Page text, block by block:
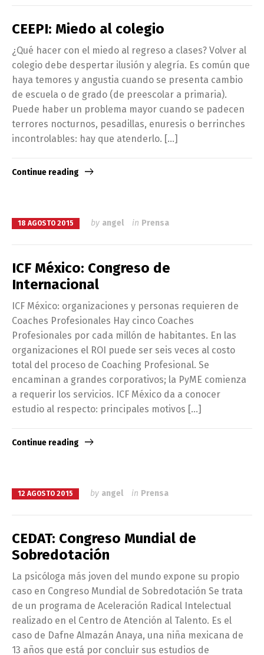
CEEPI: Miedo al colegio
¿Qué hacer con el miedo al regreso a clases? Volver al
colegio debe despertar ilusión y alegría. Es común que
haya temores y angustia cuando se presenta cambio
de escuela o de grado (de preescolar a primaria).
Puede haber un problema mayor cuando se padecen
terrores nocturnos, pesadillas, enuresis o berrinches
incontrolables: hay que atenderlo. […]
Continue reading
18 AGOSTO 2015 by angel in Prensa
ICF México: Congreso de
Internacional
ICF México: organizaciones y personas requieren de
Coaches Profesionales Hay cinco Coaches
Profesionales por cada millón de habitantes. En las
organizaciones el ROI puede ser seis veces al costo
total del proceso de Coaching Profesional. Se
encaminan a grandes corporativos; la PyME comienza
a requerir los servicios. ICF México da a conocer
estudio al respecto: principales motivos […]
Continue reading
12 AGOSTO 2015 by angel in Prensa
CEDAT: Congreso Mundial de
Sobredotación
La psicóloga más joven del mundo expone su propio
caso en Congreso Mundial de Sobredotación Se trata
de un programa de Aceleración Radical Intelectual
realizado en el Centro de Atención al Talento. Es el
caso de Dafne Almazán Anaya, una niña mexicana de
13 años que está por concluir sus estudios de